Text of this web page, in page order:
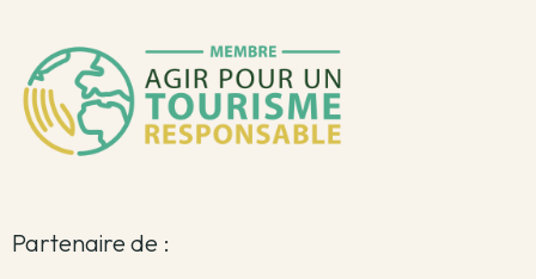
Partenaire de :